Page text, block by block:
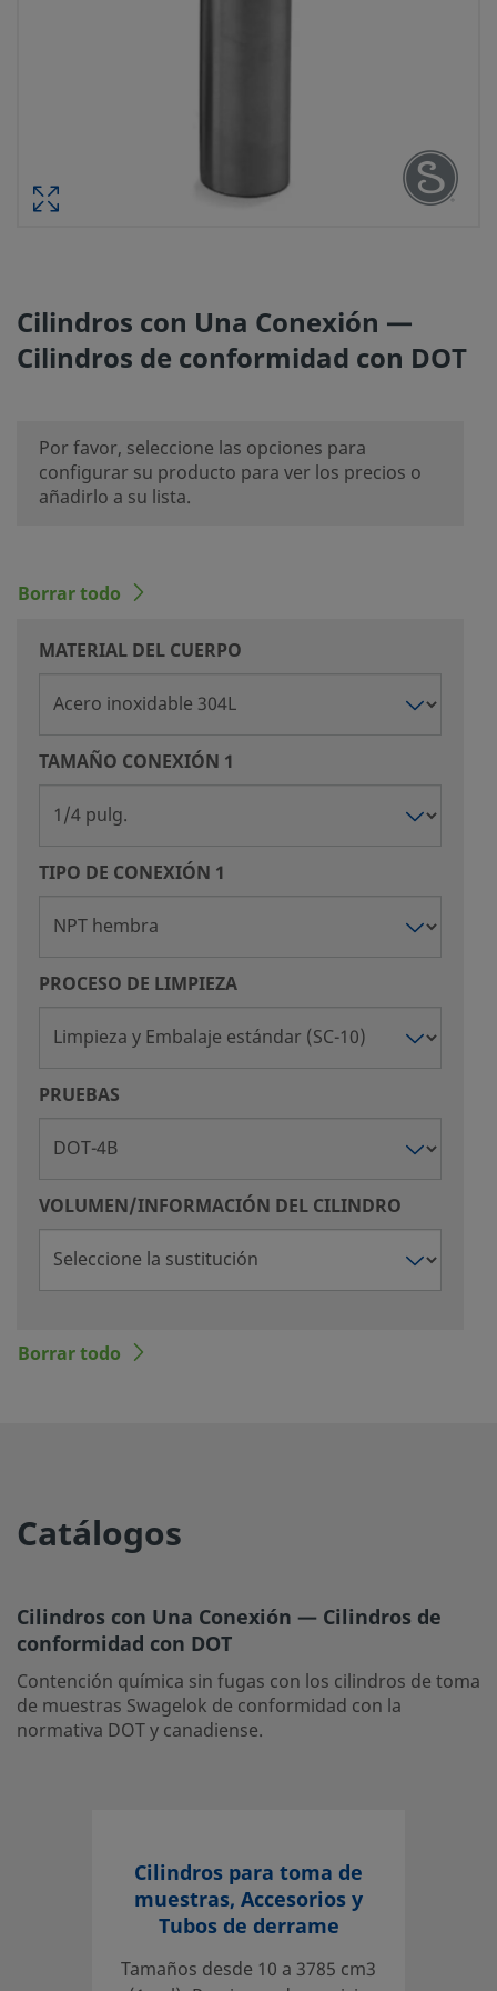
Cilindros con Una Conexión —
Cilindros de conformidad con DOT
Por favor, seleccione las opciones para
configurar su producto para ver los precios o
añadirlo a su lista.
Borrar todo
MATERIAL DEL CUERPO
TAMAÑO CONEXIÓN 1
TIPO DE CONEXIÓN 1
PROCESO DE LIMPIEZA
PRUEBAS
VOLUMEN/INFORMACIÓN DEL CILINDRO
Borrar todo
Catálogos
Cilindros con Una Conexión — Cilindros de
conformidad con DOT
Contención química sin fugas con los cilindros de toma
de muestras Swagelok de conformidad con la
normativa DOT y canadiense.
Cilindros para toma de
muestras, Accesorios y
Tubos de derrame
Tamaños desde 10 a 3785 cm3